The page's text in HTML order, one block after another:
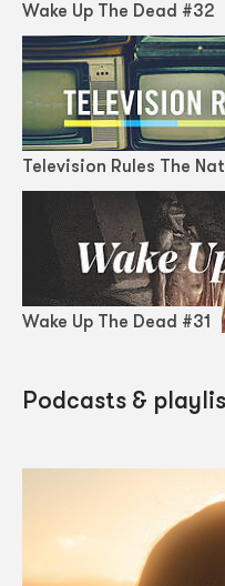
Wake Up The Dead #32
Television Rules The
Wake Up The Dead #31
Podcasts &